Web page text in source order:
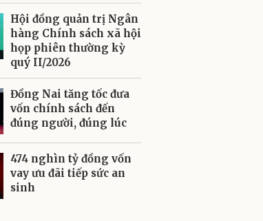
Hội đồng quản trị Ngân
hàng Chính sách xã hội
họp phiên thường kỳ
quý II/2026
Đồng Nai tăng tốc đưa
vốn chính sách đến
đúng người, đúng lúc
474 nghìn tỷ đồng vốn
vay ưu đãi tiếp sức an
sinh